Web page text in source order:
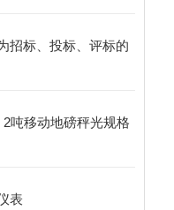
招标、投标、评标的
吨移动地磅秤光规格
表